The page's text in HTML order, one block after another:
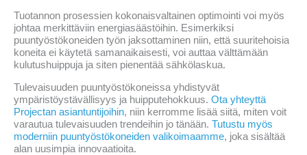
Tuotannon prosessien kokonaisvaltainen optimointi voi myös
johtaa merkittäviin energiasäästöihin. Esimerkiksi
puuntyöstökoneiden työn jaksottaminen niin, että suuritehoisia
koneita ei käytetä samanaikaisesti, voi auttaa välttämään
kulutushuippuja ja siten pienentää sähkölaskua.
Tulevaisuuden puuntyöstökoneissa yhdistyvät
ympäristöystävällisyys ja huipputehokkuus. Ota yhteyttä
Projectan asiantuntijoihin, niin kerromme lisää siitä, miten voit
varautua tulevaisuuden trendeihin jo tänään. Tutustu myös
moderniin puuntyöstökoneiden valikoimaamme, joka sisältää
alan uusimpia innovaatioita.